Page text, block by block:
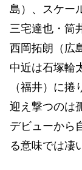
島）、スケー
三宅達也・筒
西岡拓朗（広
中近は石塚輪
（福井）に捲
迎え撃つのは
デビューから
る意味では凄